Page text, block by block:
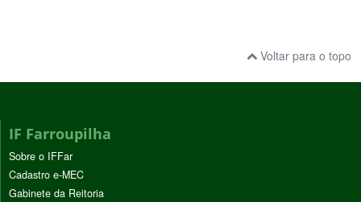
Voltar para o topo
IF Farroupilha
Sobre o IFFar
Cadastro e-MEC
Gabinete da Reitoria